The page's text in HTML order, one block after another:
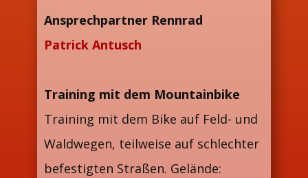
Ansprechpartner Rennrad
Patrick Antusch
Training mit dem Mountainbike
Training mit dem Bike auf Feld- und
Waldwegen, teilweise auf schlechter
befestigten Straßen. Gelände: